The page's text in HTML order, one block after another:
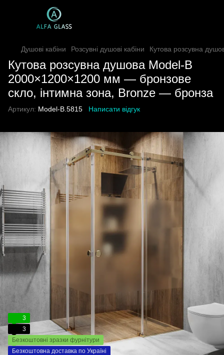
Душові кабіни Розсувні душові кабіни Кутова розсувна
Кутова розсувна душова Model-B
2000×1200×1200 мм — бронзове
скло, інтимна зона, Bronze — бронза
Артикул: Model-B.5815 Написати відгук
3
3
Безкоштовні зразки фурнітури
Безкоштовна доставка по Україні